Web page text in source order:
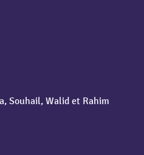
Souhail, Walid et Rahim